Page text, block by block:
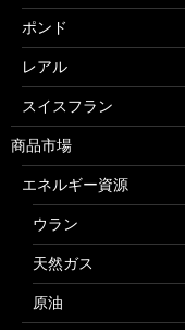
ポンド
レアル
スイスフラン
商品市場
エネルギー資源
ウラン
天然ガス
原油